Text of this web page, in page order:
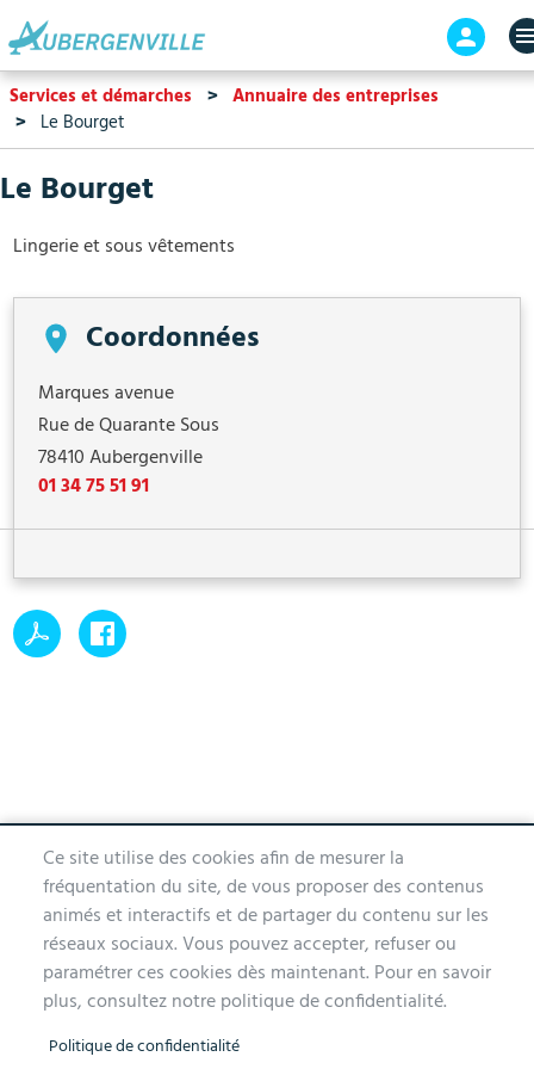
contenu
principal
En-
tête
Services et démarches
Annuaire des entreprises
Le Bourget
Le Bourget
Lingerie et sous vêtements
Coordonnées
Marques avenue
Rue de Quarante Sous
78410 Aubergenville
01 34 75 51 91
Ce site utilise des cookies afin de mesurer la
fréquentation du site, de vous proposer des contenus
animés et interactifs et de partager du contenu sur les
réseaux sociaux. Vous pouvez accepter, refuser ou
paramétrer ces cookies dès maintenant. Pour en savoir
plus, consultez notre politique de confidentialité.
Politique de confidentialité
MAIRIE D'AUBERGENVILLE
1 avenue de la Division Leclerc
78410 Aubergenville
Tél. 01 30 90 45 00
Lundi, mercredi, jeudi et vendredi de 9h à 12h et de 14h à 17h